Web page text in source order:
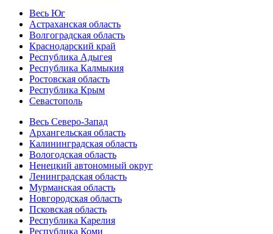
Весь Юг
Астраханская область
Волгоградская область
Краснодарский край
Республика Адыгея
Республика Калмыкия
Ростовская область
Республика Крым
Севастополь
Весь Северо-Запад
Архангельская область
Калининградская область
Вологодская область
Ненецкий автономный округ
Ленинградская область
Мурманская область
Новгородская область
Псковская область
Республика Карелия
Республика Коми